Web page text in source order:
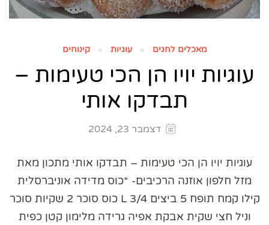
מאכלים לחגים עוגיות קינוחים
עוגיות יויו הן הכי טעימות –
תבדקו אותי
דצמבר 23, 2024
עוגיות יויו הן הכי טעימות – תבדקו אותי מתכון מאת
מזל חלפון אוזנה הרכיבים- *כוס מדידה אוניברסלית
קילו קמח תופח 5 ביצים L 3/4 כוס סוכר 2 שקיות סוכר
וניל חצי שקית אבקת אפיה גרידה מלימון קטן כפית